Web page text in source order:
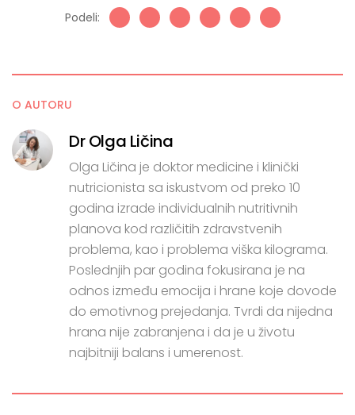
Podeli:
O AUTORU
Dr Olga Ličina
Olga Ličina je doktor medicine i klinički
nutricionista sa iskustvom od preko 10
godina izrade individualnih nutritivnih
planova kod različitih zdravstvenih
problema, kao i problema viška kilograma.
Poslednjih par godina fokusirana je na
odnos između emocija i hrane koje dovode
do emotivnog prejedanja. Tvrdi da nijedna
hrana nije zabranjena i da je u životu
najbitniji balans i umerenost.